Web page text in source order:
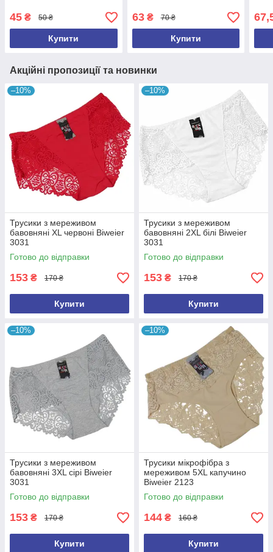
45 ₴ 50 ₴
Купити
63₴ 70 ₴
Купити
Акційні пропозиції та новинки
–10%
Трусики з мереживом
бавовняні XL червоні Biweier
3031
Готово до відправки
153 ₴ 170 ₴
Купити
–10%
Трусики з мереживом
бавовняні 2XL білі Biweier
3031
Готово до відправки
153 ₴ 170 ₴
Купити
–10%
Трусики з мереживом
бавовняні 3XL сірі Biweier
3031
Готово до відправки
153 ₴ 170 ₴
Купити
–10%
Трусики мікрофібра з
мереживом 5XL капучино
Biweier 2123
Готово до відправки
144 ₴ 160 ₴
Купити